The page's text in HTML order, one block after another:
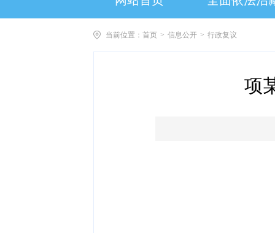
当前位置： 首页 > 信息公开 > 行政复议
项